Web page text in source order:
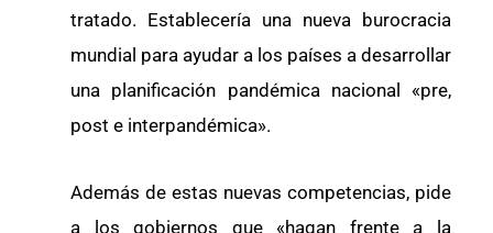
tratado. Establecería una nueva burocracia
mundial para ayudar a los países a desarrollar
una planificación pandémica nacional «pre,
post e interpandémica».
Además de estas nuevas competencias, pide
a los gobiernos que «hagan frente a la